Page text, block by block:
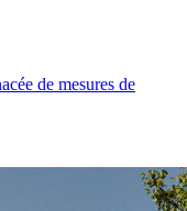
de mesures de